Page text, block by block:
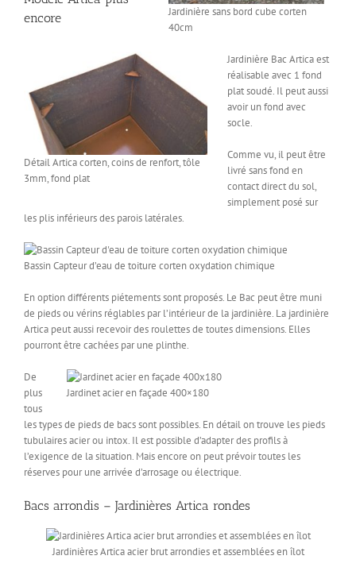
Jardinière sans bord cube corten
40cm
encore
Détail Artica corten, coins de renfort, tôle
3mm, fond plat
Jardinière Bac Artica est
réalisable avec 1 fond
plat soudé. Il peut aussi
avoir un fond avec
socle.
Comme vu, il peut être
livré sans fond en
contact direct du sol,
simplement posé sur
les plis inférieurs des parois latérales.
Bassin Capteur d’eau de toiture corten oxydation chimique
En option différents piétements sont proposés. Le Bac peut être muni
de pieds ou vérins réglables par l’intérieur de la jardinière. La jardinière
Artica peut aussi recevoir des roulettes de toutes dimensions. Elles
pourront être cachées par une plinthe.
Jardinet acier en façade 400×180
De
plus
tous
les types de pieds de bacs sont possibles. En détail on trouve les pieds
tubulaires acier ou intox. Il est possible d’adapter des profils à
l’exigence de la situation. Mais encore on peut prévoir toutes les
réserves pour une arrivée d’arrosage ou électrique.
Bacs arrondis – Jardinières Artica rondes
Jardinières Artica acier brut arrondies et assemblées en îlot